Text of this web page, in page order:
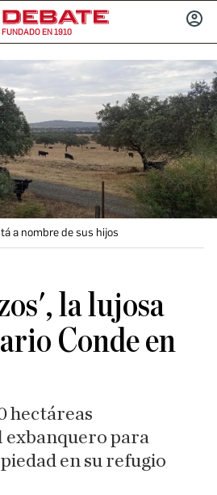
FUNDADO EN 1910
a nombre de sus hijos
la lujosa
Conde en
hectáreas
exbanquero para
en su refugio